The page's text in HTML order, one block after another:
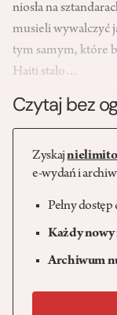
niosła na
musieli wywalczyć
tym samym, które
Haiti stało…
Czytaj bez
Zyskaj
e-wydań i
Pełny
Każdy nowy
Archiwum